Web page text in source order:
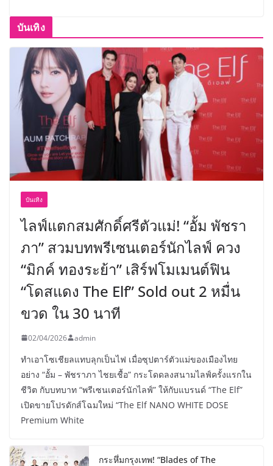
บันเทิง
บันเทิง
ไลฟ์แตกสมศักดิ์ศรีตัวแม่! “อั้ม พัชรา
ภา” สวมบทพรีเซนเตอร์นักไลฟ์ ควง
“มิกค์ ทองระย้า” เสิร์ฟโมเมนต์ฟิน
“โดสแดง The Elf” Sold out 2 หมื่น
ขวด ใน 30 นาที
02/04/2026 admin
ทำเอาโซเชียลแทบลุกเป็นไฟ เมื่อซุปตาร์ตัวแม่ของเมืองไทย
อย่าง “อั้ม – พัชราภา ไชยเชื้อ” กระโดดลงสนามไลฟ์ครั้งแรกใน
ชีวิต กับบทบาท “พรีเซนเตอร์นักไลฟ์” ให้กับแบรนด์ “The Elf”
เปิดขายโปรดักส์โฉมใหม่ “The Elf NANO WHITE DOSE
Premium White
กระหึ่มกรุงเทพ! “Blades of The